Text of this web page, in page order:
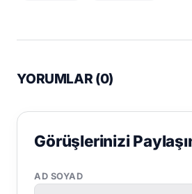
YORUMLAR (0)
Görüşlerinizi
AD SOYAD